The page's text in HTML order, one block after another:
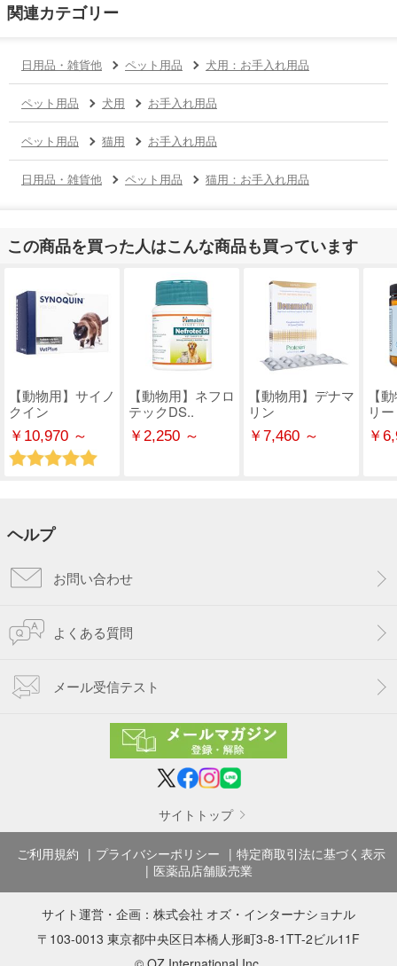
関連カテゴリー
日用品・雑貨他 ペット用品 犬用：お手入れ用品
ペット用品 犬用 お手入れ用品
ペット用品 猫用 お手入れ用品
日用品・雑貨他 ペット用品 猫用：お手入れ用品
この商品を買った人はこんな商品も買っています
【動物用】サイノ
クイン
￥10,970 ～
【動物用】ネフロ
テックDS..
￥2,250 ～
【動物用】デナマ
リン
￥7,460 ～
【
リ
￥
ヘルプ
お問い合わせ
よくある質問
メール受信テスト
サイトトップ
ご利用規約 プライバシーポリシー
特定商取引法に基づく表示
医薬品店舗販売業
サイト運営・企画： 株式会社 オズ・インターナショナル
〒103-0013 東京都中央区日本橋人形町3-8-1TT-2ビル11F